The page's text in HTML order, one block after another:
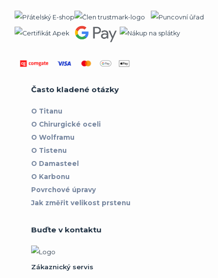
Často kladené otázky
O Titanu
O Chirurgické oceli
O Wolframu
O Tistenu
O Damasteel
O Karbonu
Povrchové úpravy
Jak změřit velikost prstenu
Buďte v kontaktu
Zákaznický servis